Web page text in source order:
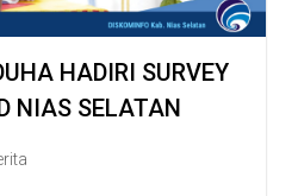
HADIRI SURVEY
NIAS SELATAN